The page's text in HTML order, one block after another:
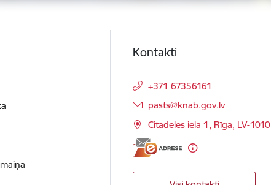
Kontakti
+371 67356161
E-pasts:
pasts@knab.gov.lv
Citadeles iela 1, Rīga, LV-1010